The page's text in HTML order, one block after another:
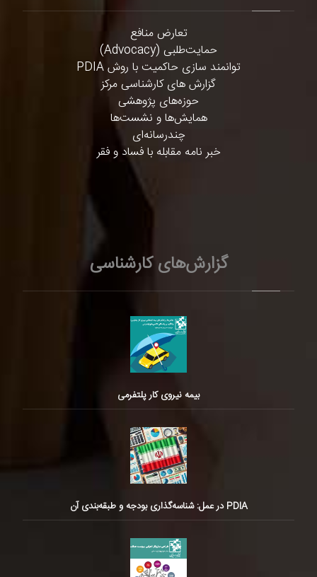
تعارض منافع
حمایت‌طلبی (Advocacy)
توانمند سازی حاکمیت با روش PDIA
گزارش های کارشناسی مرکز
حوزه‌های پژوهشی
همایش‌ها و نشست‌ها
چندرسانه‌ای
خبر نامه مقابله با فساد و فقر
گزارش‌های کارشناسی
بیمه نیروی کار پلتفرمی
PDIA در عمل: شناسه‌گذاری بودجه و طبقه‌بندی آن